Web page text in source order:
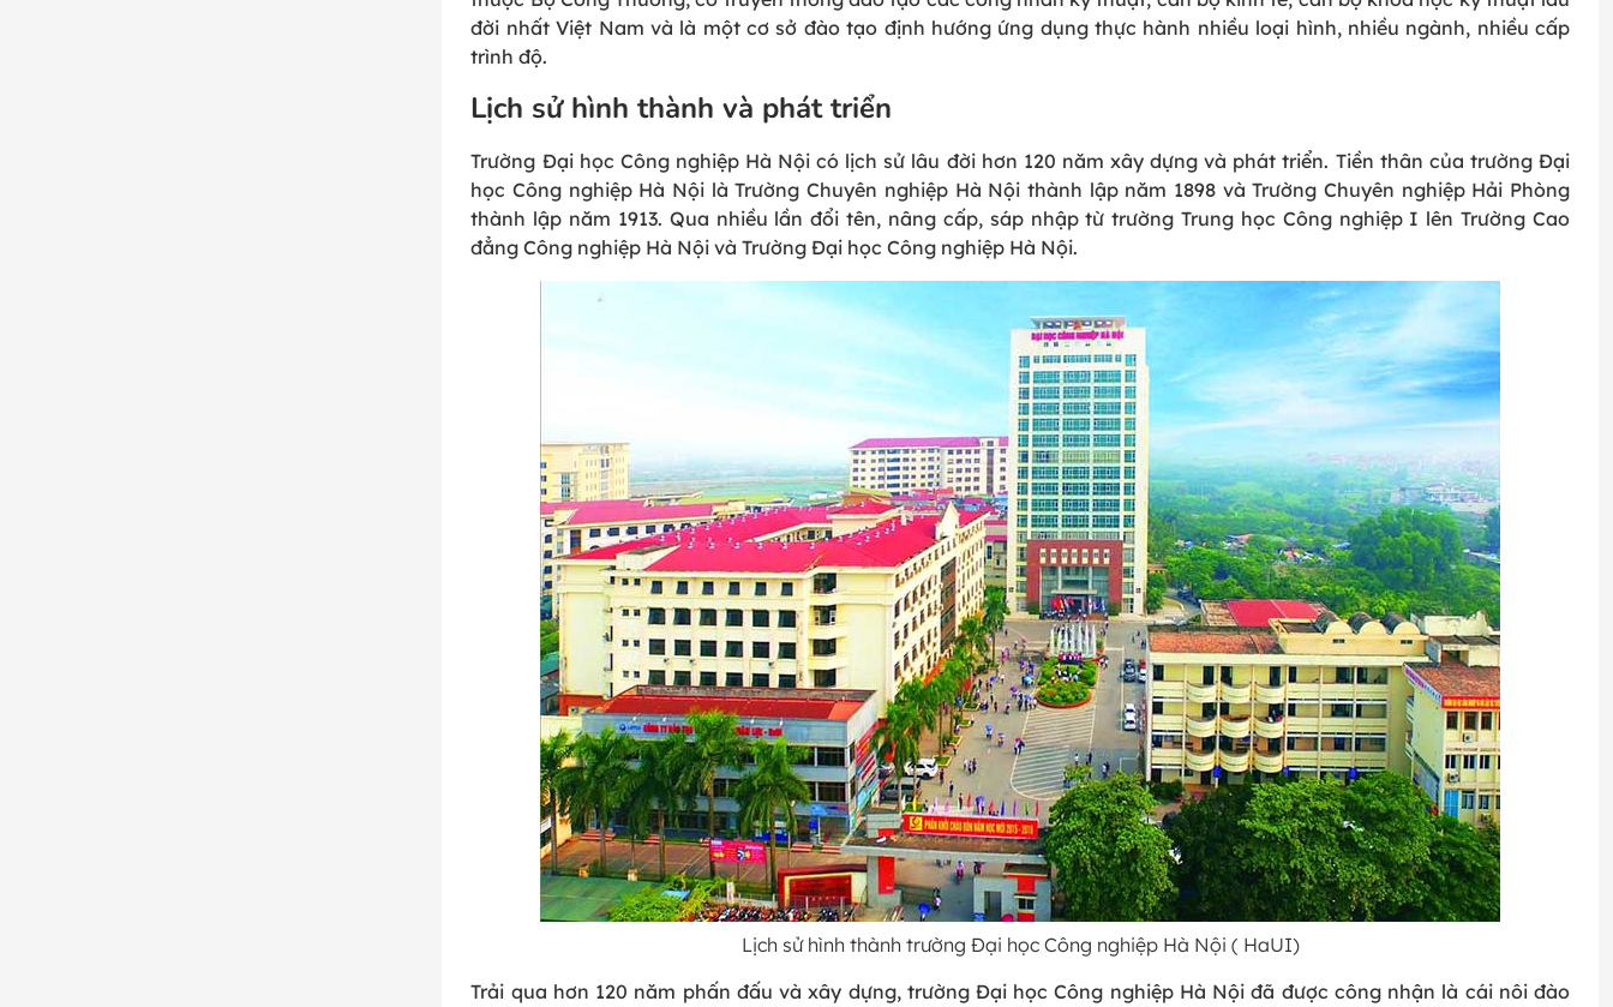
đời nhất Việt Nam và là một cơ sở đào tạo định hướng ứng dụng thực hành nhiều loại hình, nhiều ngành, nhiều cấp
trình độ.
Lịch sử hình thành và phát triển
Trường Đại học Công nghiệp Hà Nội có lịch sử lâu đời hơn 120 năm xây dựng và phát triển. Tiền thân của trường Đại
học Công nghiệp Hà Nội là Trường Chuyên nghiệp Hà Nội thành lập năm 1898 và Trường Chuyên nghiệp Hải Phòng
thành lập năm 1913. Qua nhiều lần đổi tên, nâng cấp, sáp nhập từ trường Trung học Công nghiệp I lên Trường Cao
đẳng Công nghiệp Hà Nội và Trường Đại học Công nghiệp Hà Nội.
Lịch sử hình thành trường Đại học Công nghiệp Hà Nội ( HaUI)
Trải qua hơn 120 năm phấn đấu và xây dựng, trường Đại học Công nghiệp Hà Nội đã được công nhận là cái nôi đào